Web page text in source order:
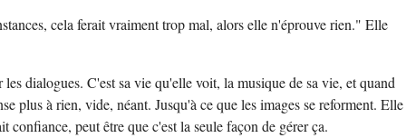
cela ferait vraiment trop mal, alors elle n'éprouve rien." Elle
dialogues. C'est sa vie qu'elle voit, la musique de sa vie, et quand
plus à rien, vide, néant. Jusqu'à ce que les images se reforment. Elle
confiance, peut être que c'est la seule façon de gérer ça.